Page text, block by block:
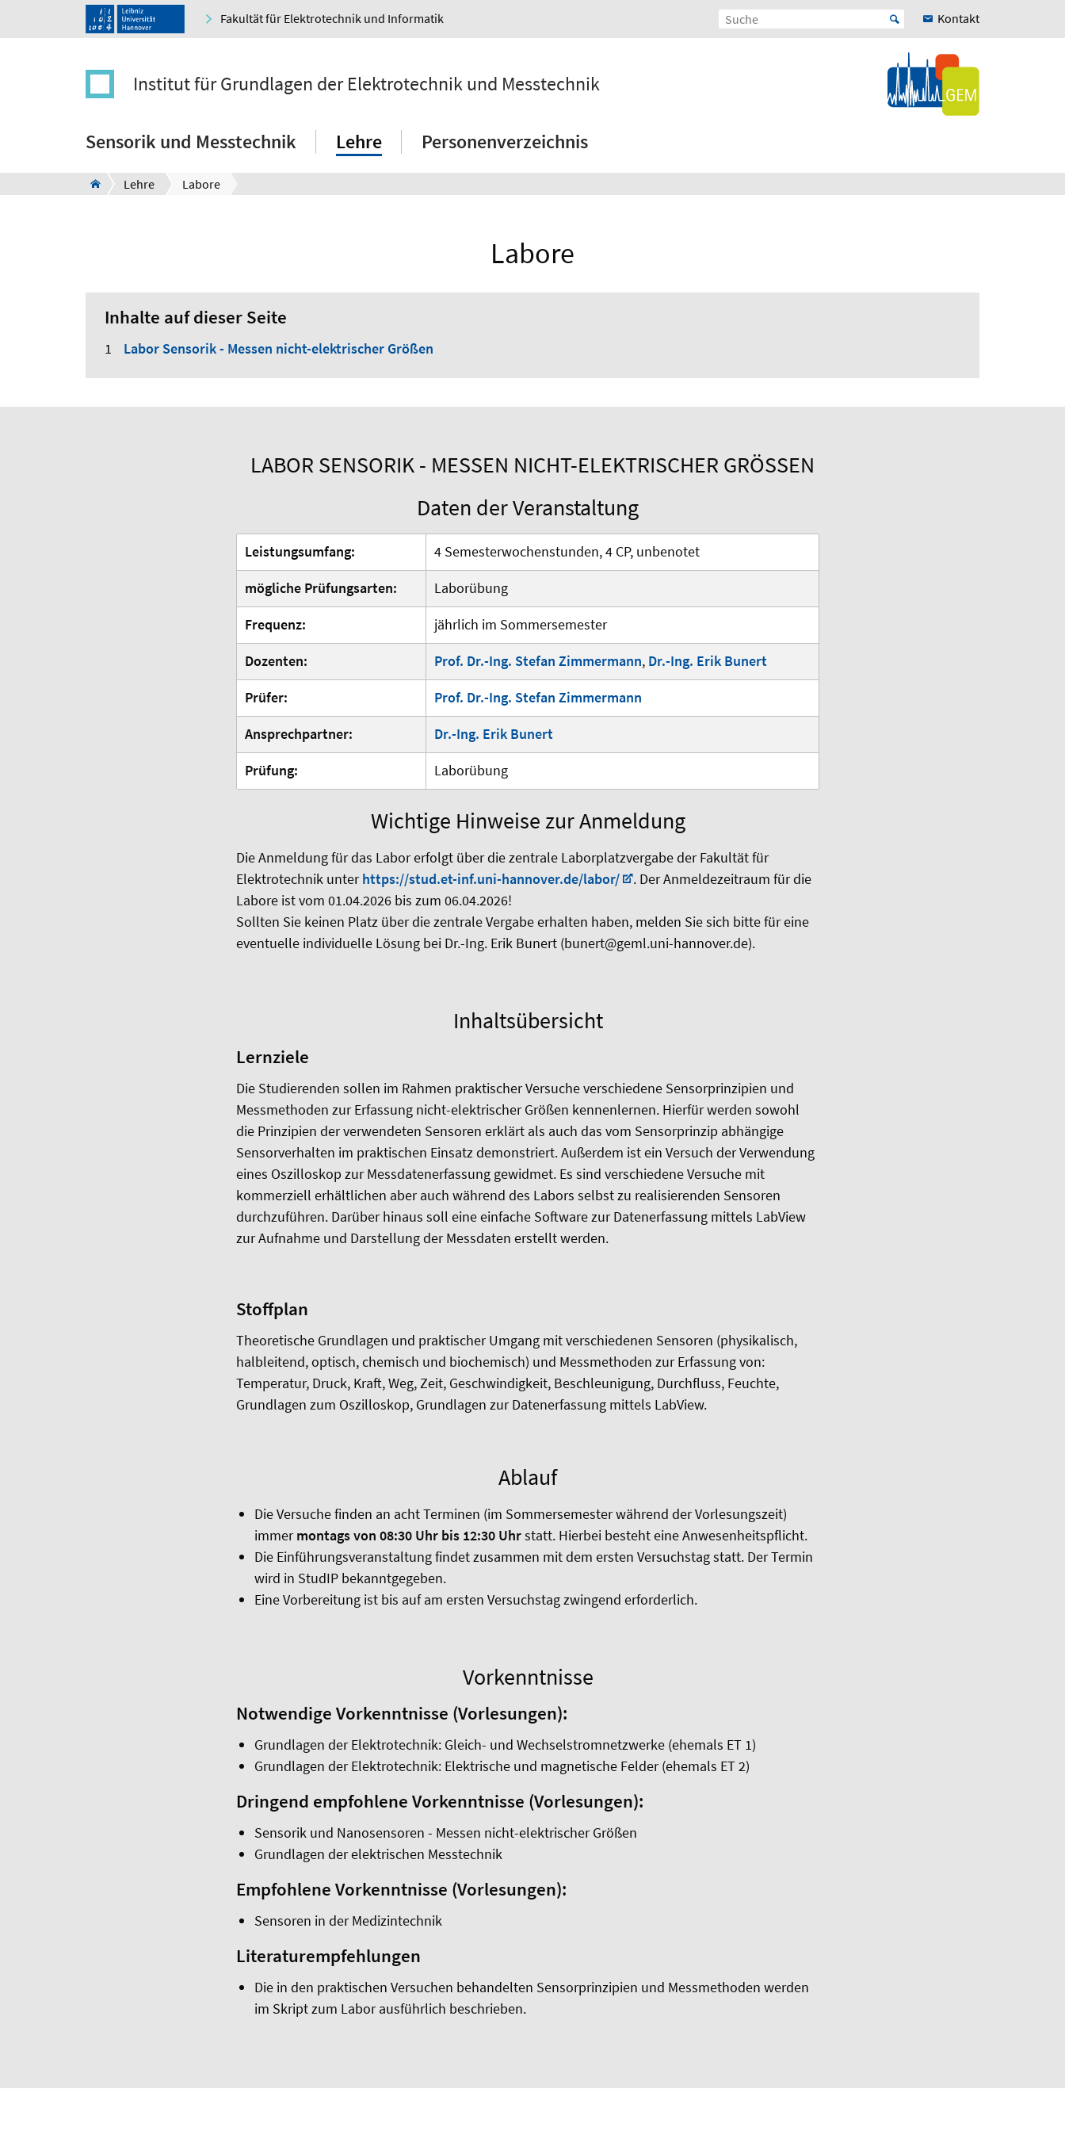
Fakultät für Elektrotechnik und Informatik Kontakt
Institut für Grundlagen der Elektrotechnik und Messtechnik
Sensorik und Messtechnik Lehre Personenverzeichnis
Lehre Labore
Labore
Inhalte auf dieser Seite
Labor Sensorik - Messen nicht-elektrischer Größen
LABOR SENSORIK - MESSEN NICHT-ELEKTRISCHER GRÖSSEN
Daten der Veranstaltung
Leistungsumfang:
4 Semesterwochenstunden, 4 CP, unbenotet
mögliche Prüfungsarten:
Laborübung
Frequenz:
jährlich im Sommersemester
Dozenten:
Prof. Dr.-Ing. Stefan Zimmermann, Dr.-Ing. Erik Bunert
Prüfer:
Prof. Dr.-Ing. Stefan Zimmermann
Ansprechpartner:
Dr.-Ing. Erik Bunert
Prüfung:
Laborübung
Wichtige Hinweise zur Anmeldung
Die Anmeldung für das Labor erfolgt über die zentrale Laborplatzvergabe der Fakultät für
Elektrotechnik unterhttps://stud.et-inf.uni-hannover.de/labor/
. Der Anmeldezeitraum für die
Labore ist vom 01.04.2026 bis zum 06.04.2026!
Sollten Sie keinen Platz über die zentrale Vergabe erhalten haben, melden Sie sich bitte für eine
eventuelle individuelle Lösung bei Dr.-Ing. Erik Bunert (bunert@geml.uni-hannover.de).
Inhaltsübersicht
Lernziele
Die Studierenden sollen im Rahmen praktischer Versuche verschiedene Sensorprinzipien und
Messmethoden zur Erfassung nicht-elektrischer Größen kennenlernen. Hierfür werden sowohl
die Prinzipien der verwendeten Sensoren erklärt als auch das vom Sensorprinzip abhängige
Sensorverhalten im praktischen Einsatz demonstriert. Außerdem ist ein Versuch der Verwendung
eines Oszilloskop zur Messdatenerfassung gewidmet. Es sind verschiedene Versuche mit
kommerziell erhältlichen aber auch während des Labors selbst zu realisierenden Sensoren
durchzuführen. Darüber hinaus soll eine einfache Software zur Datenerfassung mittels LabView
zur Aufnahme und Darstellung der Messdaten erstellt werden.
Stoffplan
Theoretische Grundlagen und praktischer Umgang mit verschiedenen Sensoren (physikalisch,
halbleitend, optisch, chemisch und biochemisch) und Messmethoden zur Erfassung von:
Temperatur, Druck, Kraft, Weg, Zeit, Geschwindigkeit, Beschleunigung, Durchfluss, Feuchte,
Grundlagen zum Oszilloskop, Grundlagen zur Datenerfassung mittels LabView.
Ablauf
Die Versuche finden an acht Terminen (im Sommersemester während der Vorlesungszeit)
immermontags von 08:30 Uhr bis 12:30 Uhrstatt. Hierbei besteht eine Anwesenheitspflicht.
Die Einführungsveranstaltung findet zusammen mit dem ersten Versuchstag statt. Der Termin
wird in StudIP bekanntgegeben.
Eine Vorbereitung ist bis auf am ersten Versuchstag zwingend erforderlich.
Vorkenntnisse
Notwendige Vorkenntnisse (Vorlesungen):
Grundlagen der Elektrotechnik: Gleich- und Wechselstromnetzwerke (ehemals ET 1)
Grundlagen der Elektrotechnik: Elektrische und magnetische Felder (ehemals ET 2)
Dringend empfohlene Vorkenntnisse (Vorlesungen):
Sensorik und Nanosensoren - Messen nicht-elektrischer Größen
Grundlagen der elektrischen Messtechnik
Empfohlene Vorkenntnisse (Vorlesungen):
Sensoren in der Medizintechnik
Literaturempfehlungen
Die in den praktischen Versuchen behandelten Sensorprinzipien und Messmethoden werden
im Skript zum Labor ausführlich beschrieben.